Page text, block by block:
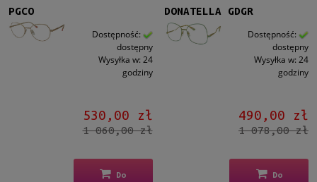
PGCO
Dostępność:
dostępny
Wysyłka w: 24
godziny
530,00 zł
1 060,00 zł
Do
DONATELLA GDGR
Dostępność:
dostępny
Wysyłka w: 24
godziny
490,00 zł
1 078,00 zł
Do